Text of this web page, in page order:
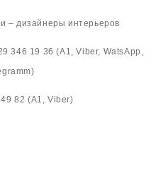
– дизайнеры интерьеров
346 19 36 (A1, Viber, WatsApp,
82 (A1, Viber)